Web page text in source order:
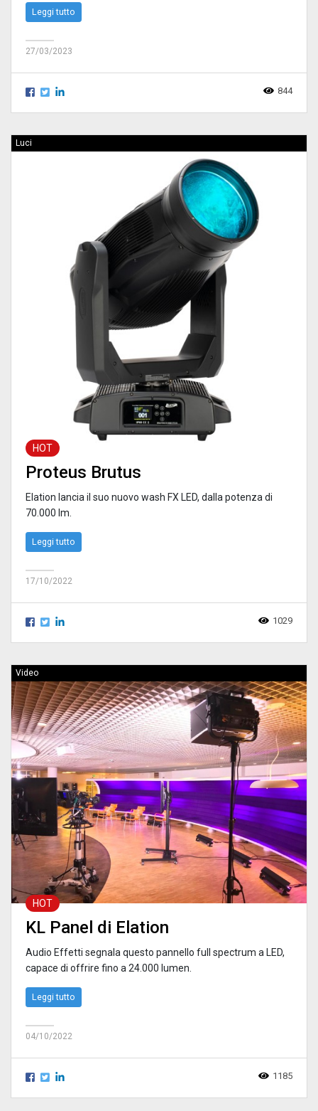
Leggi tutto
27/03/2023
844
Luci
HOT
Proteus Brutus
Elation lancia il suo nuovo wash FX LED, dalla potenza di
70.000 lm.
Leggi tutto
17/10/2022
1029
Video
HOT
KL Panel di Elation
Audio Effetti segnala questo pannello full spectrum a LED,
capace di offrire fino a 24.000 lumen.
Leggi tutto
04/10/2022
1185